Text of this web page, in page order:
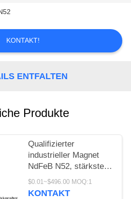
KONTAKT!
ENTFALTEN
Produkte
Qualifizierter
industrieller Magnet
NdFeB N52, stärkste
seltene Erdmagneten
$0.01~$496.00 MOQ:1
KONTAKT